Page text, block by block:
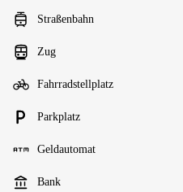
Straßenbahn
Zug
Fahrradstellplatz
Parkplatz
Geldautomat
Bank